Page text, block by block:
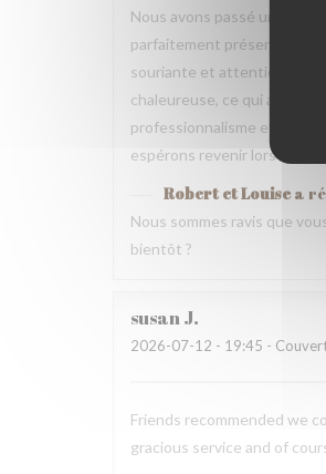
Nous avons passé une
parfaitement présentés et
souriante et attentionnée
chaleureuse, ce qui a rendu
professionnalisme et votre
espérons revenir lors d’un
Robert et Louise a
Nous sommes ravis que
bientôt ?
susanJ
2026-07-12 - 19:45 -
Friends recommended we
gracious service and of